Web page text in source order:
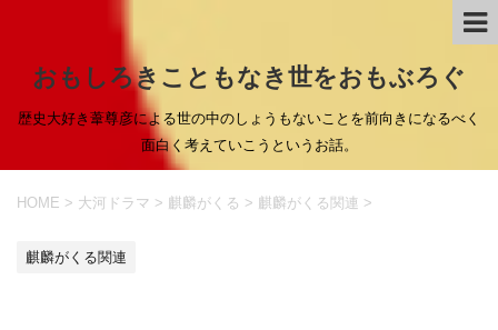
おもしろきこともなき世をおもぶろぐ
歴史大好き葦尊彦による世の中のしょうもないことを前向きになるべく
面白く考えていこうというお話。
HOME > 大河ドラマ > 麒麟がくる > 麒麟がくる関連 >
麒麟がくる関連